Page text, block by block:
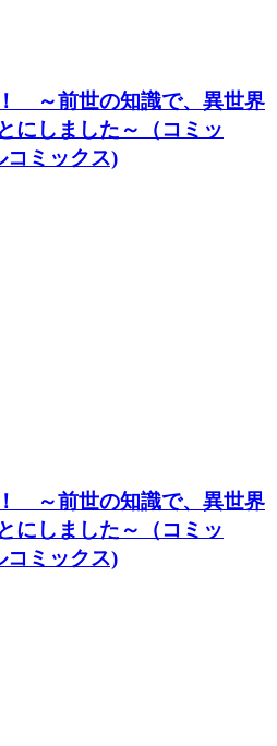
～前世の知識で、異世界
にしました～（コミッ
ミックス)
～前世の知識で、異世界
にしました～（コミッ
ミックス)